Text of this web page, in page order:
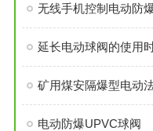
无线手机控制电动防
延长电动球阀的使用
电动防爆UPVC球阀